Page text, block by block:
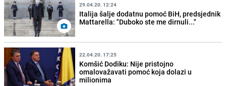
29.04.20. 12:24
Italija šalje dodatnu pomoć BiH, predsjednik
Mattarella: "Duboko ste me dirnuli..."
22.04.20. 17:25
Komšić Dodiku: Nije pristojno
omalovažavati pomoć koja dolazi u
milionima